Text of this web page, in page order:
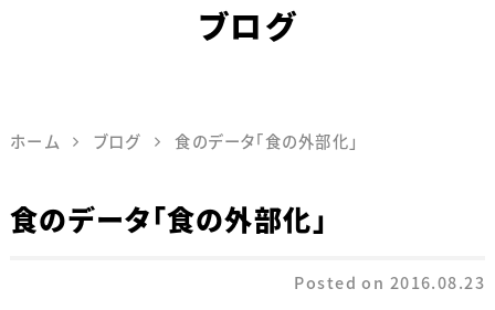
ブログ
ホーム ブログ 食のデータ「食の外部化」
食のデータ「食の外部化」
Posted on 2016.08.23